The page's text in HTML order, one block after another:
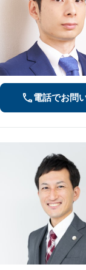
電話でお問